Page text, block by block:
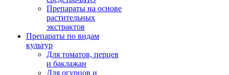
Препараты на основе
растительных
экстрактов
Препараты по видам
культур
Для томатов, перцев
и баклажан
Для огурцов и